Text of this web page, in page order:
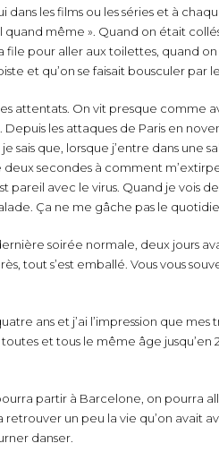
dans les films ou les séries et à
quand même ». Quand on était
file pour aller aux toilettes, quand
et qu’on se faisait bousculer par
attentats. On vit presque comme
Depuis les attaques de Paris en
sais que, lorsque j’entre dans une
deux secondes à comment
pareil avec le virus. Quand je vois
Ça ne me gâche pas le
soirée normale, deux jours
tout s’est emballé. Vous vous
ans et j’ai l’impression que mes
et tous le même âge jusqu’en
partir à Barcelone, on pourra
un peu la vie qu’on avait
danser.